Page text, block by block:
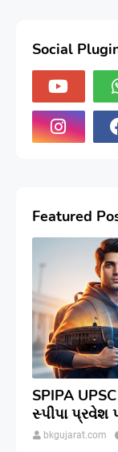
Social
Featured
SPIPA
સ્પીપા પ્રવેશ
રીતે કરવી?
bkgujarat.com